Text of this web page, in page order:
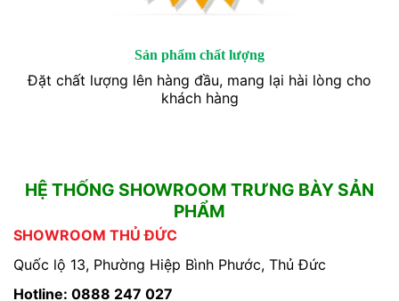
Sản phẩm chất lượng
Đặt chất lượng lên hàng đầu, mang lại hài lòng cho
khách hàng
HỆ THỐNG SHOWROOM TRƯNG BÀY SẢN
PHẨM
SHOWROOM THỦ ĐỨC
Quốc lộ 13, Phường Hiệp Bình Phước, Thủ Đức
Hotline: 0888 247 027